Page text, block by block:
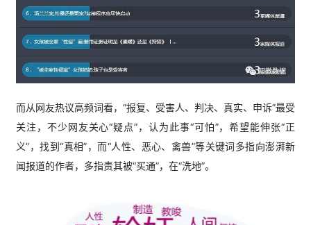
而从网友热议高频词看，“报复、受害人、判决、真实、申诉”最受
关注，不少网友关心“疑点”，认为此事“可怕”，希望能伸张“正
义”，找到“真相”，而“人性、恶心、禽兽”等关键词多指向澎湃新
闻报道的作者，多指责其被“买通”，在“洗地”。